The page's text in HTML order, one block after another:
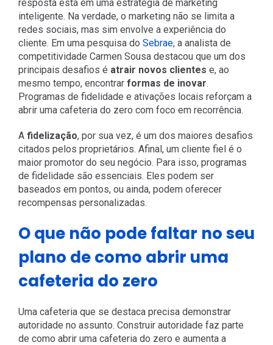
resposta está em uma estratégia de marketing
inteligente. Na verdade, o marketing não se limita a
redes sociais, mas sim envolve a experiência do
cliente. Em uma pesquisa do Sebrae, a analista de
competitividade Carmen Sousa destacou que um dos
principais desafios é atrair novos clientes e, ao
mesmo tempo, encontrar formas de inovar.
Programas de fidelidade e ativações locais reforçam a
abrir uma cafeteria do zero com foco em recorrência.
A fidelização, por sua vez, é um dos maiores desafios
citados pelos proprietários. Afinal, um cliente fiel é o
maior promotor do seu negócio. Para isso, programas
de fidelidade são essenciais. Eles podem ser
baseados em pontos, ou ainda, podem oferecer
recompensas personalizadas.
O que não pode faltar no seu
plano de como abrir uma
cafeteria do zero
Uma cafeteria que se destaca precisa demonstrar
autoridade no assunto. Construir autoridade faz parte
de como abrir uma cafeteria do zero e aumenta a